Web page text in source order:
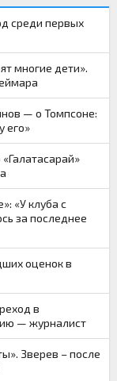
среди первых
многие дети».
— о Томпсоне:
его»
«У клуба с
за последнее
оценок в
в
— журналист
Зверев – после